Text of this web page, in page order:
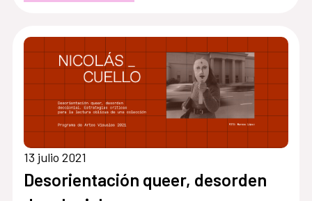
13 julio 2021
Desorientación queer, desorden